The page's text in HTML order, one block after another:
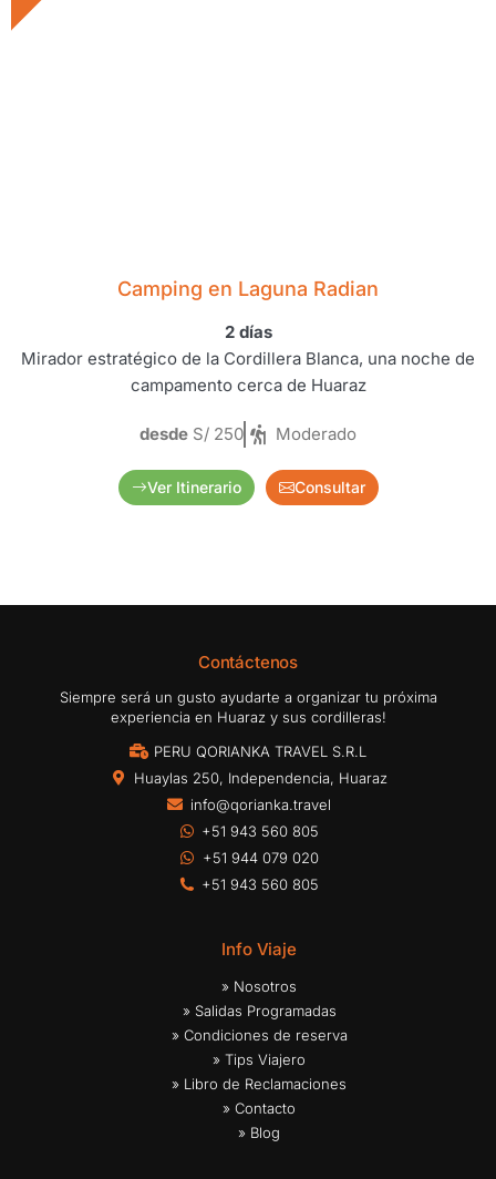
Camping en Laguna Radian
2 días
Mirador estratégico de la Cordillera Blanca, una noche de
campamento cerca de Huaraz
desdeS/ 250 Moderado
Ver Itinerario Consultar
Contáctenos
Siempre será un gusto ayudarte a organizar tu próxima
experiencia en Huaraz y sus cordilleras!
PERU QORIANKA TRAVEL S.R.L
Huaylas 250, Independencia, Huaraz
info@qorianka.travel
+51 943 560 805
+51 944 079 020
+51 943 560 805
Info Viaje
» Nosotros
» Salidas Programadas
» Condiciones de reserva
» Tips Viajero
» Libro de Reclamaciones
» Contacto
» Blog